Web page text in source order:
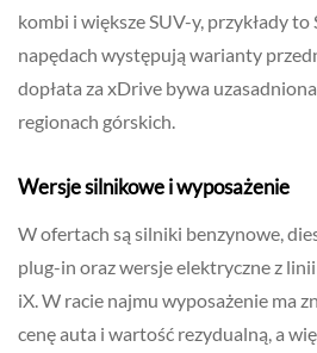
kombi i większe SUV-y, przykłady to
napędach występują warianty
dopłata za xDrive bywa
regionach górskich.
Wersje silnikowe i wyposażenie
W ofertach są silniki benzynowe,
plug-in oraz wersje elektryczne z
iX. W racie najmu wyposażenie ma
cenę auta i wartość rezydualną, a